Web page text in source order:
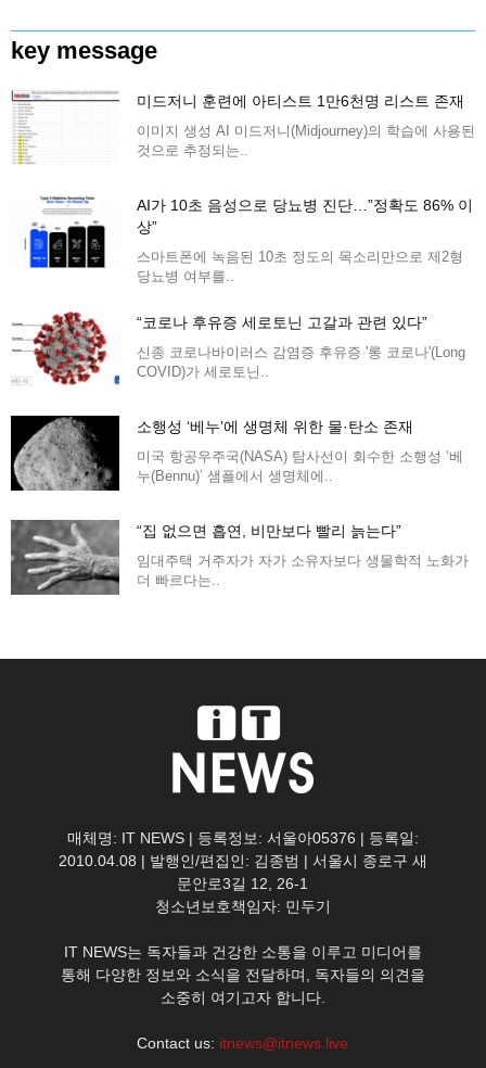
key message
미드저니 훈련에 아티스트 1만6천명 리스트 존재
이미지 생성 AI 미드저니(Midjourney)의 학습에 사용된
것으로 추정되는..
AI가 10초 음성으로 당뇨병 진단…”정확도 86% 이
상”
스마트폰에 녹음된 10초 정도의 목소리만으로 제2형
당뇨병 여부를..
“코로나 후유증 세로토닌 고갈과 관련 있다”
신종 코로나바이러스 감염증 후유증 '롱 코로나'(Long
COVID)가 세로토닌..
소행성 ‘베누’에 생명체 위한 물·탄소 존재
미국 항공우주국(NASA) 탐사선이 회수한 소행성 ‘베
누(Bennu)’ 샘플에서 생명체에..
“집 없으면 흡연, 비만보다 빨리 늙는다”
임대주택 거주자가 자가 소유자보다 생물학적 노화가
더 빠르다는..
매체명: IT NEWS | 등록정보: 서울아05376 | 등록일:
2010.04.08 | 발행인/편집인: 김종범 | 서울시 종로구 새
문안로3길 12, 26-1
청소년보호책임자: 민두기
IT NEWS는 독자들과 건강한 소통을 이루고 미디어를
통해 다양한 정보와 소식을 전달하며, 독자들의 의견을
소중히 여기고자 합니다.
Contact us: itnews@itnews.live